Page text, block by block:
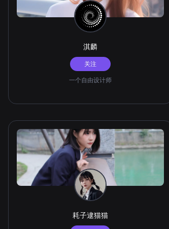
淇麟
关注
一个自由设计师
耗子逮猫猫